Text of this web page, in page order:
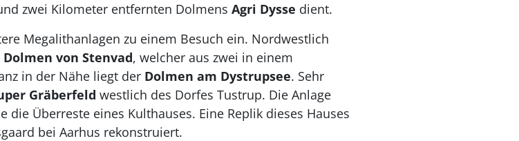
zwei Kilometer entfernten Dolmens Agri Dysse dient.
Megalithanlagen zu einem Besuch ein. Nordwestlich
Dolmen von Stenvad, welcher aus zwei in einem
in der Nähe liegt der Dolmen am Dystrupsee. Sehr
Gräberfeld westlich des Dorfes Tustrup. Die Anlage
Überreste eines Kulthauses. Eine Replik dieses Hauses
bei Aarhus rekonstruiert.